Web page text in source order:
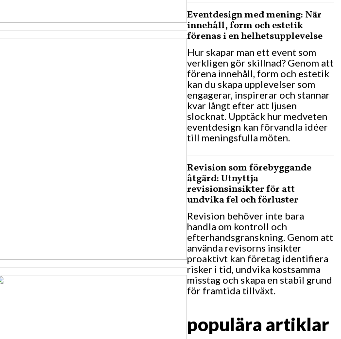
Eventdesign med mening: När
innehåll, form och estetik
förenas i en helhetsupplevelse
Hur skapar man ett event som
verkligen gör skillnad? Genom att
förena innehåll, form och estetik
kan du skapa upplevelser som
engagerar, inspirerar och stannar
kvar långt efter att ljusen
slocknat. Upptäck hur medveten
eventdesign kan förvandla idéer
till meningsfulla möten.
Revision som förebyggande
åtgärd: Utnyttja
revisionsinsikter för att
undvika fel och förluster
Revision behöver inte bara
handla om kontroll och
efterhandsgranskning. Genom att
använda revisorns insikter
proaktivt kan företag identifiera
risker i tid, undvika kostsamma
misstag och skapa en stabil grund
för framtida tillväxt.
populära artiklar